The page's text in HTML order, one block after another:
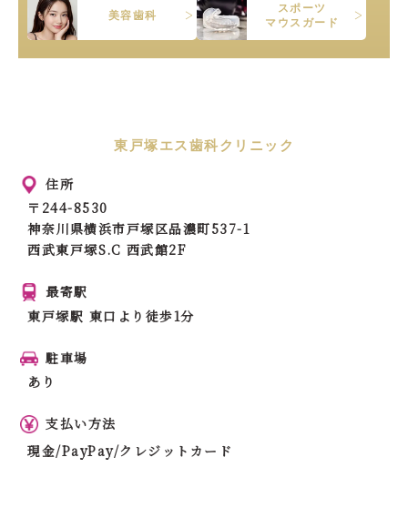
美容歯科
スポーツ
マウスガード
東戸塚エス歯科クリニック
住所
〒244-8530
神奈川県横浜市戸塚区品濃町537-1
西武東戸塚S.C 西武館2F
最寄駅
東戸塚駅 東口より徒歩1分
駐車場
あり
支払い方法
現金/PayPay/クレジットカード